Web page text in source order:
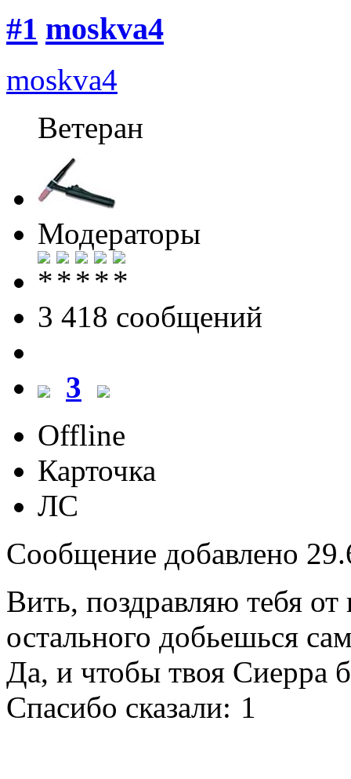
#1 moskva4
moskva4
Ветеран
Модераторы
3 418 cообщений
3
Offline
Карточка
ЛС
Сообщение добавлено
Вить, поздравляю тебя
остального добьешься
Да, и чтобы твоя Сиерра
Спасибо сказали: 1